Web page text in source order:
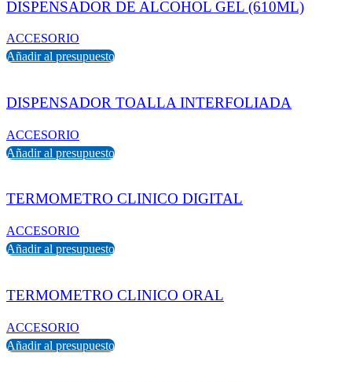
DISPENSADOR DE ALCOHOL GEL (610ML)
ACCESORIO
Añadir al presupuesto
DISPENSADOR TOALLA INTERFOLIADA
ACCESORIO
Añadir al presupuesto
TERMOMETRO CLINICO DIGITAL
ACCESORIO
Añadir al presupuesto
TERMOMETRO CLINICO ORAL
ACCESORIO
Añadir al presupuesto